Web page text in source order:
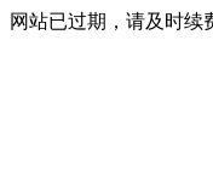
网站已过期，请及时续